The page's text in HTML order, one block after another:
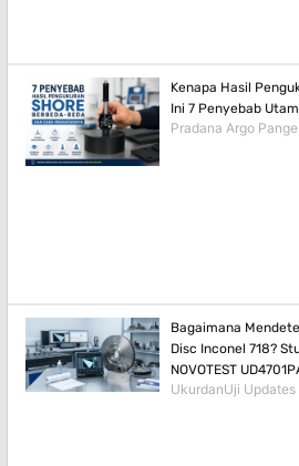
Kenapa Hasil
Ini 7 Penyebab
Pradana Argo
Bagaimana
Disc Inconel 718?
NOVOTEST
UkurdanUji Updates